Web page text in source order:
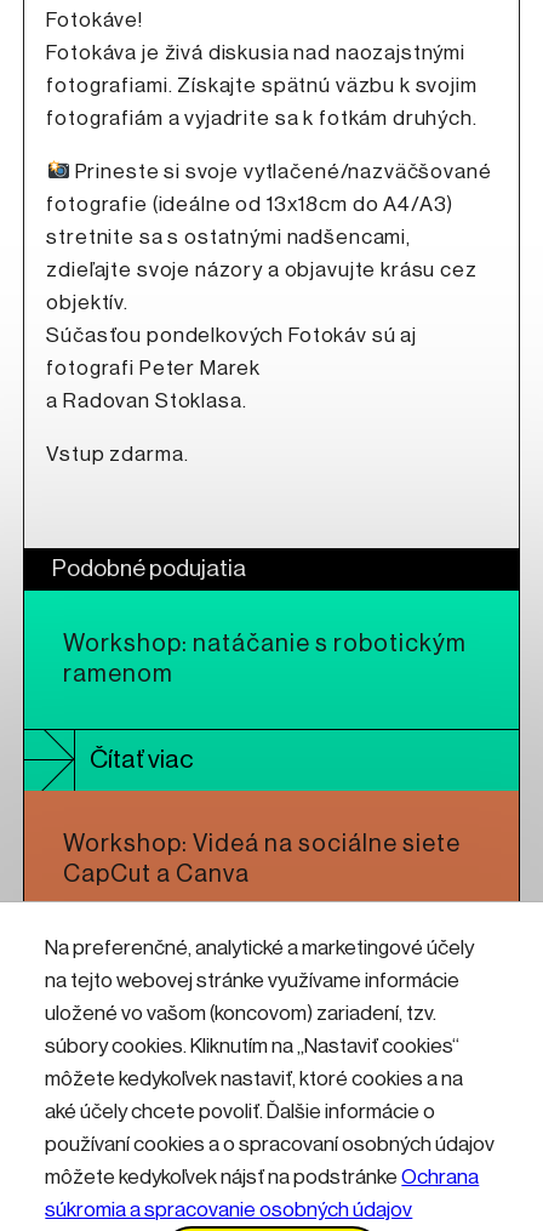
Na preferenčné, analytické a marketingové účely
na tejto webovej stránke využívame informácie
uložené vo vašom (koncovom) zariadení, tzv.
súbory cookies. Kliknutím na „Nastaviť cookies“
môžete kedykoľvek nastaviť, ktoré cookies a na
aké účely chcete povoliť. Ďalšie informácie o
používaní cookies a o spracovaní osobných údajov
môžete kedykoľvek nájsť na podstránkeOchrana
súkromia a spracovanie osobných údajov
Fotokáve!
Fotokáva je živá diskusia nad naozajstnými
fotografiami. Získajte spätnú väzbu k svojim
fotografiám a vyjadrite sa k fotkám druhých.
Prineste si svoje vytlačené/nazväčšované
fotografie (ideálne od 13x18cm do A4/A3)
stretnite sa s ostatnými nadšencami,
zdieľajte svoje názory a objavujte krásu cez
objektív.
Súčasťou pondelkových Fotokáv sú aj
fotografi Peter Marek
a Radovan Stoklasa.
Vstup zdarma.
Podobné podujatia
Workshop: natáčanie s robotickým
ramenom
Čítať viac
Workshop: Videá na sociálne siete
CapCut a Canva
Čítať viac
Workshop: CNC frézovanie pre
umelcov a dizajnérov
Čítať viac
Kontakty Informácie pre návštevníkov